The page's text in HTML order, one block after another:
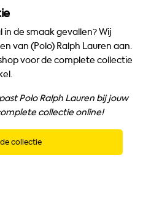
de smaak gevallen? Wij
van (Polo) Ralph Lauren aan.
voor de complete collectie
Polo Ralph Lauren bij jouw
collectie online!
collectie